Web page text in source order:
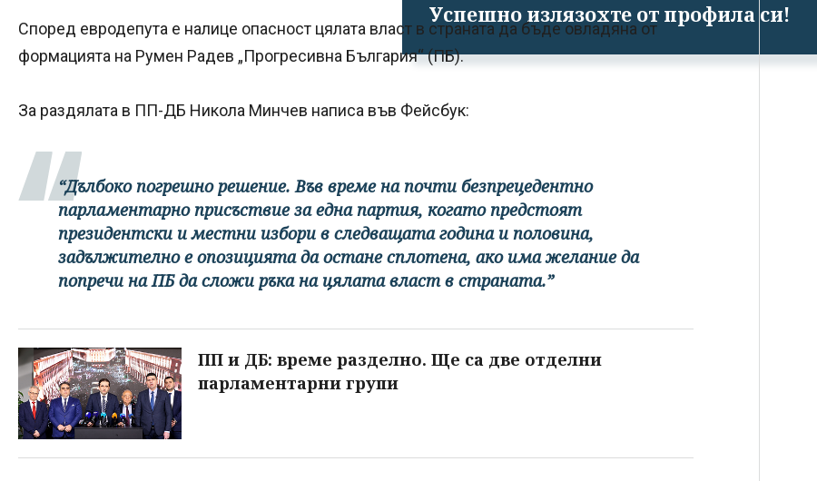
Успешно излязохте от профила си!
Според евродепута е налице опасност цялата власт в страната да бъде овладяна от
формацията на Румен Радев „Прогресивна България“ (ПБ).
За раздялата в ПП-ДБ Никола Минчев написа във Фейсбук:
“Дълбоко погрешно решение. Във време на почти безпрецедентно
парламентарно присъствие за една партия, когато предстоят
президентски и местни избори в следващата година и половина,
задължително е опозицията да остане сплотена, ако има желание да
попречи на ПБ да сложи ръка на цялата власт в страната.”
ПП и ДБ: време разделно. Ще са две отделни
парламентарни групи